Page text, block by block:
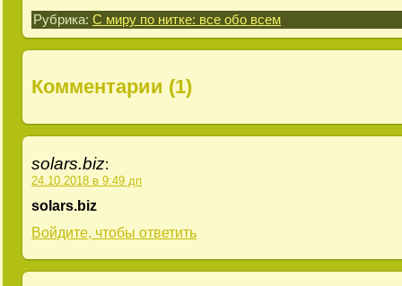
Рубрика: С миру по нитке: все обо всем
Комментарии (1)
solars.biz:
24.10.2018 в 9:49 дп
solars.biz
Войдите, чтобы ответить